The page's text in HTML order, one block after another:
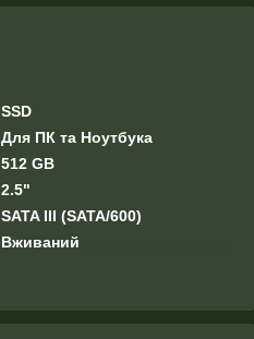
SSD
Для ПК та Ноутбука
512 GB
2.5"
SATA III (SATA/600)
Вживаний